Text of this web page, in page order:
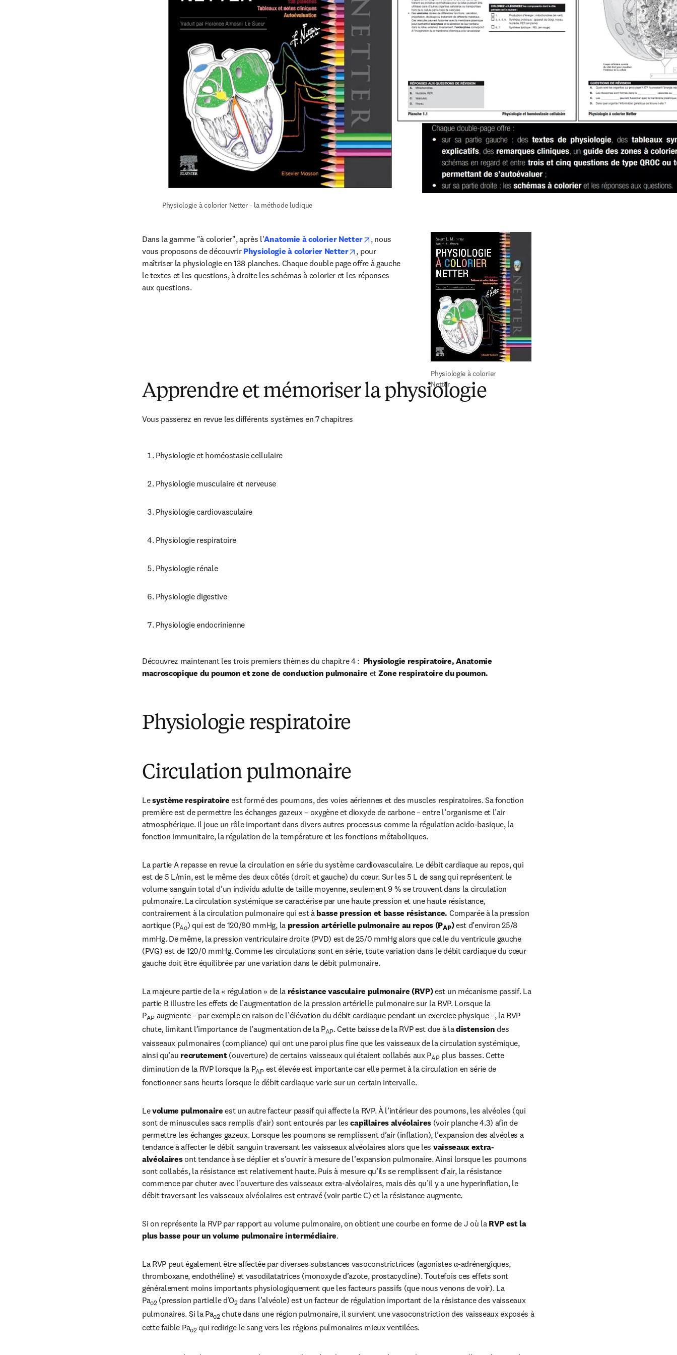
Physiologie à colorier Netter - la méthode ludique
Dans la gamme "à colorier", après l'Anatomie à colorier Netter opens in new tab/window
, nous
vous proposons de découvrir Physiologie à colorier Netter opens in new tab/window
, pour
maîtriser la physiologie en 138 planches. Chaque double page offre à gauche
le textes et les questions, à droite les schémas à colorier et les réponses
aux questions.
Physiologie à colorier
Netter
Apprendre et mémoriser la physiologie
Vous passerez en revue les différents systèmes en 7 chapitres
Physiologie et homéostasie cellulaire
Physiologie musculaire et nerveuse
Physiologie cardiovasculaire
Physiologie respiratoire
Physiologie rénale
Physiologie digestive
Physiologie endocrinienne
Découvrez maintenant les trois premiers thèmes du chapitre 4 : Physiologie respiratoire, Anatomie
macroscopique du poumon et zone de conduction pulmonaire et Zone respiratoire du poumon.
Physiologie respiratoire
Circulation pulmonaire
Le système respiratoire est formé des poumons, des voies aériennes et des muscles respiratoires. Sa fonction
première est de permettre les échanges gazeux – oxygène et dioxyde de carbone – entre l’organisme et l’air
atmosphérique. Il joue un rôle important dans divers autres processus comme la régulation acido-basique, la
fonction immunitaire, la régulation de la température et les fonctions métaboliques.
La partie A repasse en revue la circulation en série du système cardiovasculaire. Le débit cardiaque au repos, qui
est de 5 L/min, est le même des deux côtés (droit et gauche) du cœur. Sur les 5 L de sang qui représentent le
volume sanguin total d’un individu adulte de taille moyenne, seulement 9 % se trouvent dans la circulation
pulmonaire. La circulation systémique se caractérise par une haute pression et une haute résistance,
contrairement à la circulation pulmonaire qui est à basse pression et basse résistance. Comparée à la pression
aortique (PAo) qui est de 120/80 mmHg, la pression artérielle pulmonaire au repos (PAP) est d’environ 25/8
mmHg. De même, la pression ventriculaire droite (PVD) est de 25/0 mmHg alors que celle du ventricule gauche
(PVG) est de 120/0 mmHg. Comme les circulations sont en série, toute variation dans le débit cardiaque du cœur
gauche doit être équilibrée par une variation dans le débit pulmonaire.
La majeure partie de la « régulation » de la résistance vasculaire pulmonaire (RVP) est un mécanisme passif. La
partie B illustre les effets de l’augmentation de la pression artérielle pulmonaire sur la RVP. Lorsque la
PAP augmente – par exemple en raison de l’élévation du débit cardiaque pendant un exercice physique –, la RVP
chute, limitant l’importance de l’augmentation de la PAP. Cette baisse de la RVP est due à la distension des
vaisseaux pulmonaires (compliance) qui ont une paroi plus fine que les vaisseaux de la circulation systémique,
ainsi qu’au recrutement (ouverture) de certains vaisseaux qui étaient collabés aux PAP plus basses. Cette
diminution de la RVP lorsque la PAP est élevée est importante car elle permet à la circulation en série de
fonctionner sans heurts lorsque le débit cardiaque varie sur un certain intervalle.
Le volume pulmonaire est un autre facteur passif qui affecte la RVP. À l’intérieur des poumons, les alvéoles (qui
sont de minuscules sacs remplis d’air) sont entourés par les capillaires alvéolaires (voir planche 4.3) afin de
permettre les échanges gazeux. Lorsque les poumons se remplissent d’air (inflation), l’expansion des alvéoles a
tendance à affecter le débit sanguin traversant les vaisseaux alvéolaires alors que les vaisseaux extra-
alvéolaires ont tendance à se déplier et s’ouvrir à mesure de l’expansion pulmonaire. Ainsi lorsque les poumons
sont collabés, la résistance est relativement haute. Puis à mesure qu’ils se remplissent d’air, la résistance
commence par chuter avec l’ouverture des vaisseaux extra-alvéolaires, mais dès qu’il y a une hyperinflation, le
débit traversant les vaisseaux alvéolaires est entravé (voir partie C) et la résistance augmente.
Si on représente la RVP par rapport au volume pulmonaire, on obtient une courbe en forme de J où la RVP est la
plus basse pour un volume pulmonaire intermédiaire.
La RVP peut également être affectée par diverses substances vasoconstrictrices (agonistes α-adrénergiques,
thromboxane, endothéline) et vasodilatatrices (monoxyde d’azote, prostacycline). Toutefois ces effets sont
généralement moins importants physiologiquement que les facteurs passifs (que nous venons de voir). La
Pao2 (pression partielle d’O2 dans l’alvéole) est un facteur de régulation important de la résistance des vaisseaux
pulmonaires. Si la Pao2 chute dans une région pulmonaire, il survient une vasoconstriction des vaisseaux exposés à
cette faible Pao2 qui redirige le sang vers les régions pulmonaires mieux ventilées.